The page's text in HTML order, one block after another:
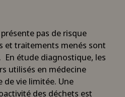
pas de risque
et traitements menés sont
étude diagnostique, les
utilisés en médecine
de vie limitée. Une
des déchets est